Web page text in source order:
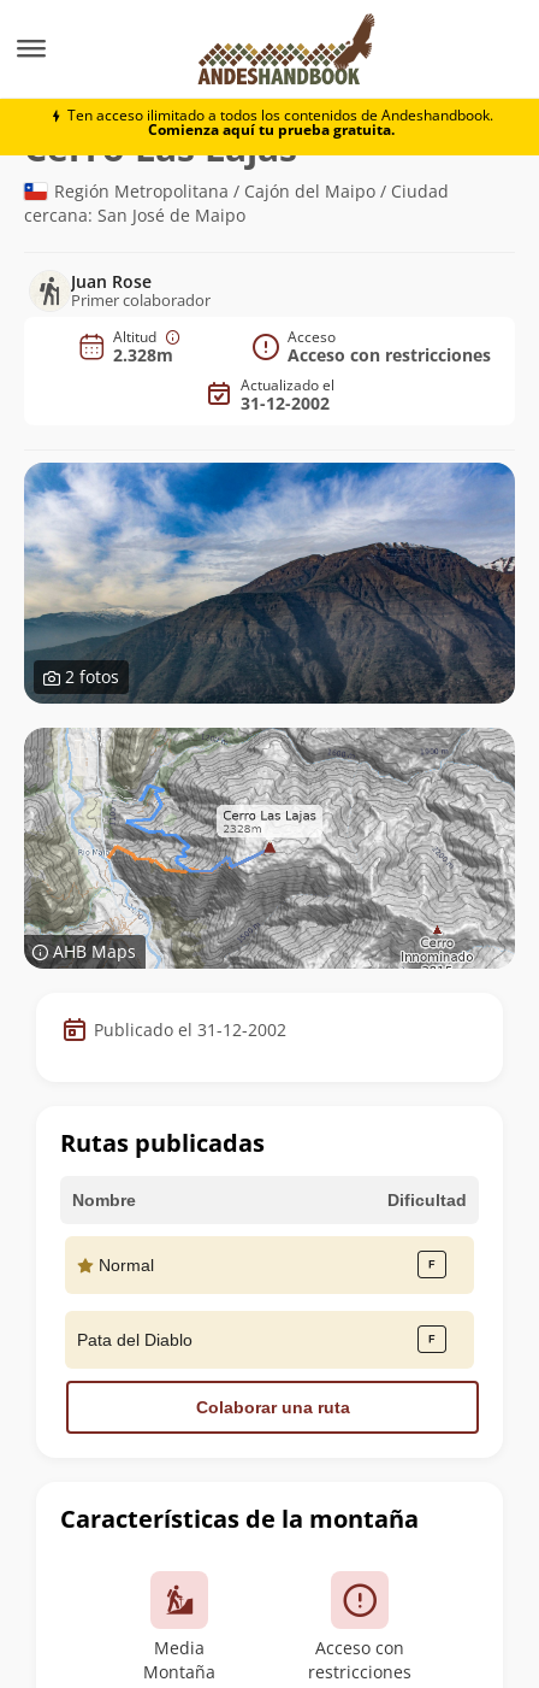
Ten acceso ilimitado a todos los contenidos de Andeshandbook.
Comienza aquí tu prueba gratuita.
Cerro Las Lajas
Cerro Las Lajas(2.328m)
Región Metropolitana / Cajón del Maipo / Ciudad
cercana: San José de Maipo
Juan Rose
Primer colaborador
Altitud
2.328m
Acceso
Acceso con restricciones
Actualizado el
31-12-2002
2 fotos
AHB Maps
Datos
de
cumbre
Publicado el 31-12-2002
Características de la montaña
Media
Montaña
Acceso con
restricciones
Rutas publicadas
Nombre Dificultad
Normal
Pata del Diablo
Colaborar una ruta